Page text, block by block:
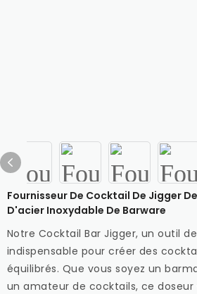
Fournisseur De Cocktail De Jigger
D'acier Inoxydable De Barware
Notre Cocktail Bar Jigger, un outil
indispensable pour créer des
équilibrés. Que vous soyez un
un amateur de cocktails, ce